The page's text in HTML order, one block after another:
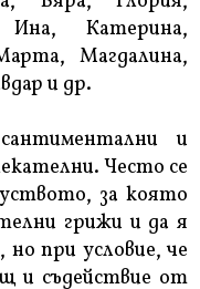
Катерина,
Магдалина,
и др.
и
Често се
за която
грижи и да я
при условие, че
и съдействие от